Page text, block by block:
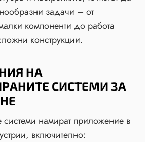
задачи – от
компоненти до работа
конструкции.
НА
СИСТЕМИ ЗА
системи намират приложение в
включително: